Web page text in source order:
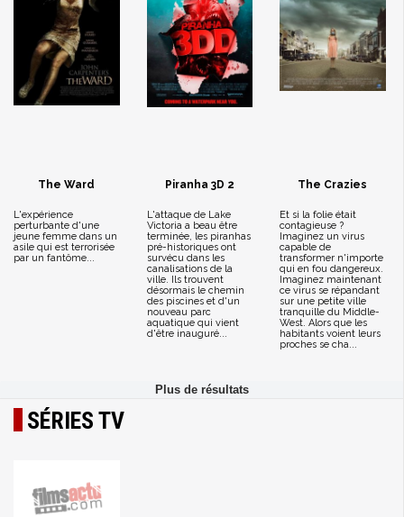
The Ward
L'expérience
perturbante d'une
jeune femme dans un
asile qui est terrorisée
par un fantôme...
Piranha 3D 2
L'attaque de Lake
Victoria a beau être
terminée, les piranhas
pré-historiques ont
survécu dans les
canalisations de la
ville. Ils trouvent
désormais le chemin
des piscines et d'un
nouveau parc
aquatique qui vient
d'être inauguré...
The Crazies
Et si la folie était
contagieuse ?
Imaginez un virus
capable de
transformer n'importe
qui en fou dangereux.
Imaginez maintenant
ce virus se répandant
sur une petite ville
tranquille du Middle-
West. Alors que les
habitants voient leurs
proches se cha...
SÉRIES TV